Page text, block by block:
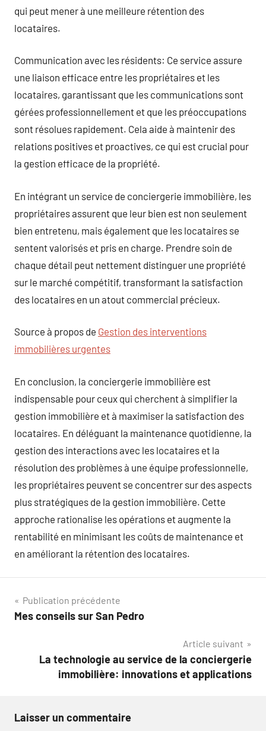
qui peut mener à une meilleure rétention des
locataires.
Communication avec les résidents: Ce service assure
une liaison efficace entre les propriétaires et les
locataires, garantissant que les communications sont
gérées professionnellement et que les préoccupations
sont résolues rapidement. Cela aide à maintenir des
relations positives et proactives, ce qui est crucial pour
la gestion efficace de la propriété.
En intégrant un service de conciergerie immobilière, les
propriétaires assurent que leur bien est non seulement
bien entretenu, mais également que les locataires se
sentent valorisés et pris en charge. Prendre soin de
chaque détail peut nettement distinguer une propriété
sur le marché compétitif, transformant la satisfaction
des locataires en un atout commercial précieux.
Source à propos de Gestion des interventions
immobilières urgentes
En conclusion, la conciergerie immobilière est
indispensable pour ceux qui cherchent à simplifier la
gestion immobilière et à maximiser la satisfaction des
locataires. En déléguant la maintenance quotidienne, la
gestion des interactions avec les locataires et la
résolution des problèmes à une équipe professionnelle,
les propriétaires peuvent se concentrer sur des aspects
plus stratégiques de la gestion immobilière. Cette
approche rationalise les opérations et augmente la
rentabilité en minimisant les coûts de maintenance et
en améliorant la rétention des locataires.
Navigation
de
Publication précédente
Mes conseils sur San Pedro
Article suivant
La technologie au service de la conciergerie
immobilière: innovations et applications
Laisser un commentaire